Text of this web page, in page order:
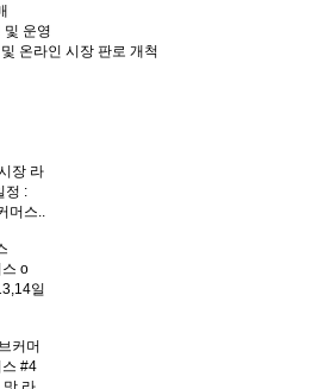
및 운영
온라인 시장 판로 개척
장 라
정 :
머스..
o
일
커머
#4